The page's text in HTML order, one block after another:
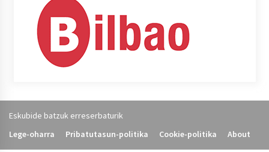
Eskubide batzuk erreserbaturik
Lege-oharra
Pribatutasun-politika Cookie-politika About